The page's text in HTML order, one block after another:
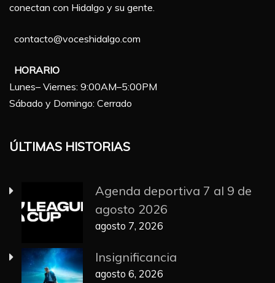
conectan con Hidalgo y su gente.
contacto@voceshidalgo.com
HORARIO
Lunes– Viernes: 9:00AM–5:00PM
Sábado y Domingo: Cerrado
ÚLTIMAS HISTORIAS
Agenda deportiva 7 al 9 de
agosto 2026
agosto 7, 2026
Insignificancia
agosto 6, 2026